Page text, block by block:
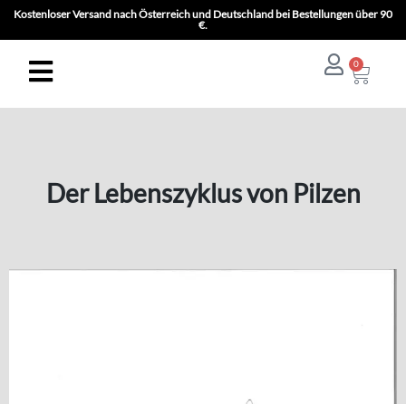
Kostenloser Versand nach Österreich und Deutschland bei Bestellungen über 90
€.
0
Der Lebenszyklus von Pilzen